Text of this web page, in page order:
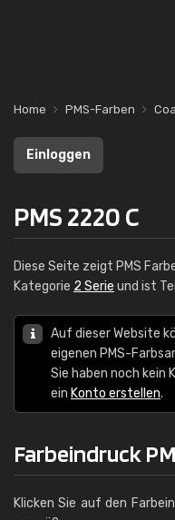
Home PMS-Farben
Einloggen
PMS 2220 C
Diese Seite zeigt PMS
Kategorie 2 Serie und ist
Auf dieser Website
eigenen PMS-
Sie haben noch kein
ein Konto erstellen.
Farbeindruck
Klicken Sie auf den